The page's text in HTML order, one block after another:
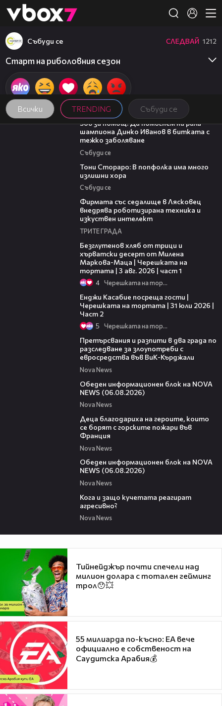
👾
Всички TRENDING Събуди се
Събуди се СЛЕДВАЙ 1212
Старт на риболовния сезон
03:29
Зов за помощ: Да помогнем на рали
шампиона Динко Иванов в битката с
тежко заболяване
Събуди се
Тони Стораро: В попфолка има много
излишни хора
Събуди се
Фирмата със седалище в Лясковец
внедрява роботизирана техника и
изкуствен интелект
ТРИТЕ ГРАДА
Безглутенов хляб от трици и
хърватски десерт от Милена
Маркова-Маца | Черешката на
тортата | 3 авг. 2026 | част 1
4 Черешката на тортата
Енджи Касабие посреща гости |
Черешката на тортата | 31 юли 2026 |
Част 2
5 Черешката на тортата
Претърсвания и разпити в два града по
разследване за злоупотреби с
евросредства във ВиК-Кърджали
Nova News
Обеден информационен блок на NOVA
NEWS (06.08.2026)
Nova News
Деца благодариха на героите, които
се борят с горските пожари във
Франция
Nova News
Обеден информационен блок на NOVA
NEWS (06.08.2026)
Nova News
Кога и защо кучетата реагират
агресивно?
Nova News
Тийнейджър почти спечели над
милион долара с тотален гейминг
трол😯💥
55 милиарда по-късно: EA вече
официално е собственост на
Саудитска Арабия💰